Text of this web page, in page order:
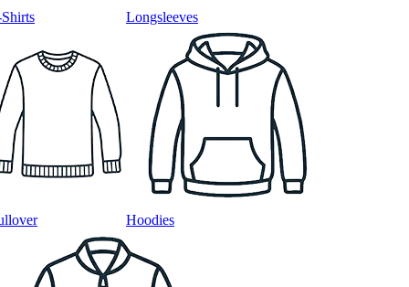
Longsleeves
Hoodies